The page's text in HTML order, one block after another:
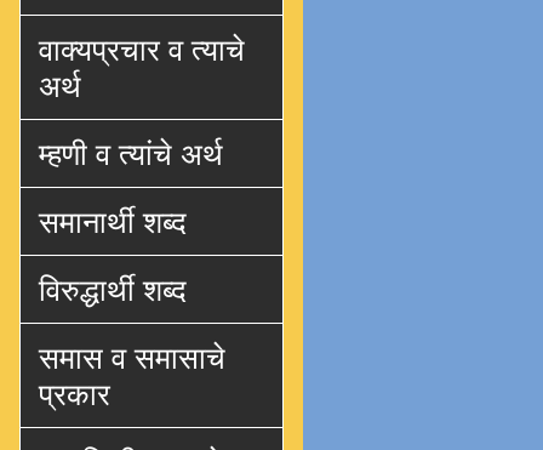
वाक्यप्रचार व त्याचे
अर्थ
म्हणी व त्यांचे अर्थ
समानार्थी शब्द
विरुद्धार्थी शब्द
समास व समासाचे
प्रकार